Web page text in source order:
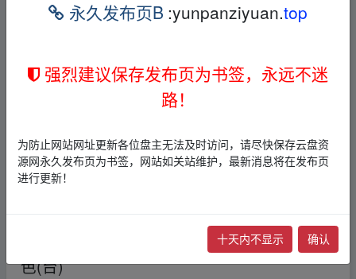
主演: 梅尔·吉布森 / 苏菲·玛索 / 布莱恩·考克斯
类型: 剧情 / 动作 / 传记 / 历史 / 战争
语言: 英语 / 法语 / 拉丁语 / 苏格兰盖尔语
上映日期: 1995-05-18(西雅图电影节) / 1995-
05-24(美国)
又名: 惊世未了缘(港) / 梅尔吉勃逊之英雄本
色(台)
永久发布页B :yunpanziyuan.top
强烈建议保存发布页为书签，永远不迷
路！
为防止网站网址更新各位盘主无法及时访问，请尽快保存云盘资
源网永久发布页为书签，网站如关站维护，最新消息将在发布页
进行更新！
十天内不显示 确认